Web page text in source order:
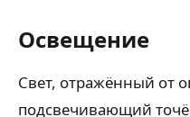
Освещение
Свет, отражённый от
подсвечивающий